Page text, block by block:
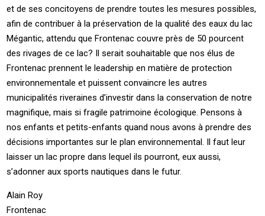
et de ses concitoyens de prendre toutes les mesures possibles,
afin de contribuer à la préservation de la qualité des eaux du lac
Mégantic, attendu que Frontenac couvre près de 50 pourcent
des rivages de ce lac? Il serait souhaitable que nos élus de
Frontenac prennent le leadership en matière de protection
environnementale et puissent convaincre les autres
municipalités riveraines d’investir dans la conservation de notre
magnifique, mais si fragile patrimoine écologique. Pensons à
nos enfants et petits-enfants quand nous avons à prendre des
décisions importantes sur le plan environnemental. Il faut leur
laisser un lac propre dans lequel ils pourront, eux aussi,
s’adonner aux sports nautiques dans le futur.
Alain Roy
Frontenac